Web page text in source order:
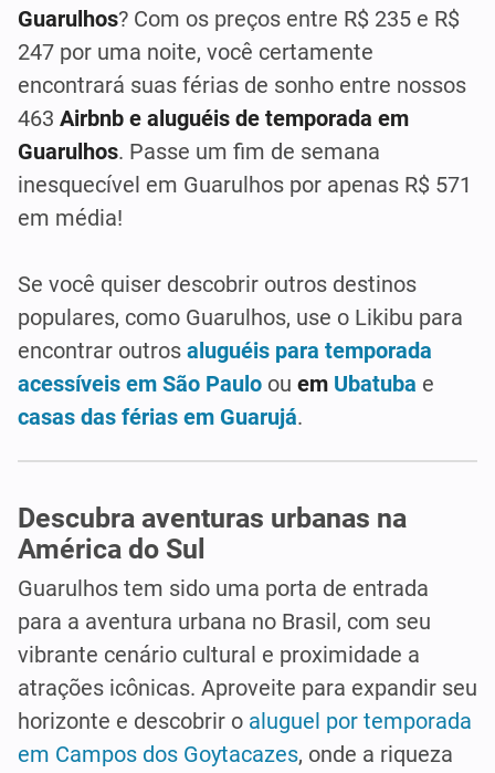
Guarulhos? Com os preços entre R$ 235 e R$
247 por uma noite, você certamente
encontrará suas férias de sonho entre nossos
463 Airbnb e aluguéis de temporada em
Guarulhos. Passe um fim de semana
inesquecível em Guarulhos por apenas R$ 571
em média!
Se você quiser descobrir outros destinos
populares, como Guarulhos, use o Likibu para
encontrar outros aluguéis para temporada
acessíveis em São Paulo ou em Ubatuba e
casas das férias em Guarujá.
Descubra aventuras urbanas na
América do Sul
Guarulhos tem sido uma porta de entrada
para a aventura urbana no Brasil, com seu
vibrante cenário cultural e proximidade a
atrações icônicas. Aproveite para expandir seu
horizonte e descobrir o aluguel por temporada
em Campos dos Goytacazes, onde a riqueza